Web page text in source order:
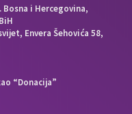
i Hercegovina,
Envera Šehovića 58,
“Donacija”